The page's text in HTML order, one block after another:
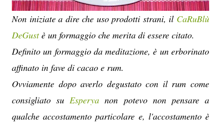
Non iniziate a dire che uso prodotti strani, il CaRuBlù
DeGustè un formaggio che merita di essere citato.
Definito un formaggio da meditazione, è un erborinato
affinato in fave di cacao e rum.
Ovviamente dopo averlo degustato con il rum come
consigliato suEsperya non potevo non pensare a
qualche accostamento particolare e, l'accostamento è